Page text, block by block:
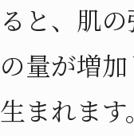
ると、肌
の量が増
生まれま